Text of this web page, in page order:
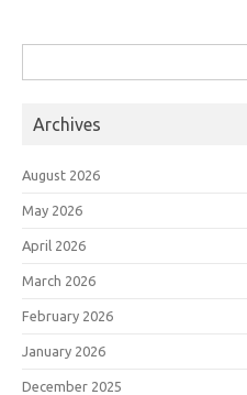
for:
Archives
August 2026
May 2026
April 2026
March 2026
February 2026
January 2026
December 2025